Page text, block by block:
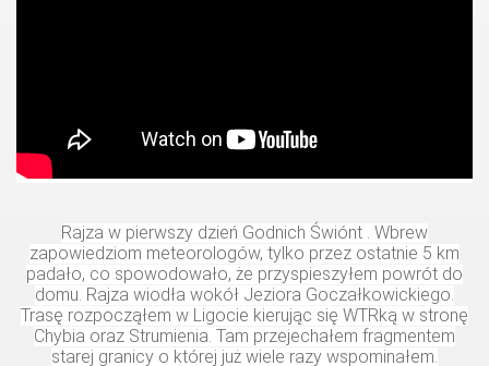
Rajza w pierwszy dzień Godnich Świónt . Wbrew
zapowiedziom meteorologów, tylko przez ostatnie 5 km
padało, co spowodowało, że przyspieszyłem powrót do
domu. Rajza wiodła wokół Jeziora Goczałkowickiego.
Trasę rozpocząłem w Ligocie kierując się WTRką w stronę
Chybia oraz Strumienia. Tam przejechałem fragmentem
starej granicy o której już wiele razy wspominałem.